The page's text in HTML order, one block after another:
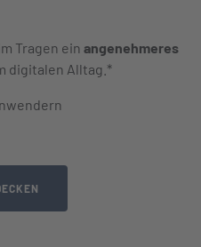
Tragen ein angenehmeres
digitalen Alltag.*